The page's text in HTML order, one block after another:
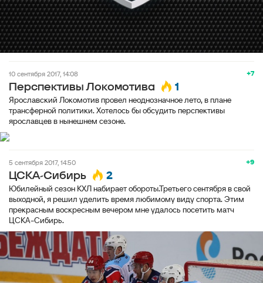
+7
10 сентября 2017, 14:08
Перспективы Локомотива 1
Ярославский Локомотив провел неоднозначное лето, в плане
трансферной политики. Хотелось бы обсудить перспективы
ярославцев в нынешнем сезоне.
+9
5 сентября 2017, 14:50
ЦСКА-Сибирь 2
Юбилейный сезон КХЛ набирает обороты.Третьего сентября в свой
выходной, я решил уделить время любимому виду спорта. Этим
прекрасным воскресным вечером мне удалось посетить матч
ЦСКА-Сибирь.